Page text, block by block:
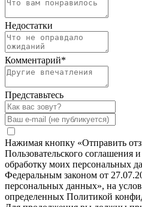
Недостатки
Комментарий*
Представьтесь
Нажимая кнопку «Отправить
Пользовательского соглашения
обработку моих персональных
Федеральным законом от
персональных данных», на
определенных Политикой